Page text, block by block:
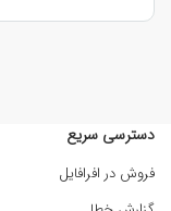
دسترسی سریع
فروش در افرافایل